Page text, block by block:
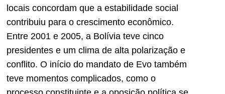
locais concordam que a estabilidade social
contribuiu para o crescimento econômico.
Entre 2001 e 2005, a Bolívia teve cinco
presidentes e um clima de alta polarização e
conflito. O início do mandato de Evo também
teve momentos complicados, como o